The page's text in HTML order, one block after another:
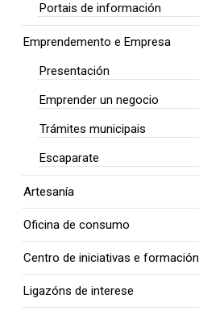
Portais de información
Emprendemento e Empresa
Presentación
Emprender un negocio
Trámites municipais
Escaparate
Artesanía
Oficina de consumo
Centro de iniciativas e formación
Ligazóns de interese